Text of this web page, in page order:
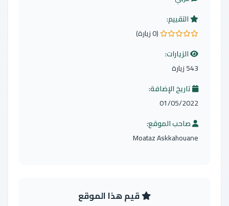
التقييم:
0.0 من 5 نجوم
(0 زيارة)
الزيارات:
543 زيارة
تاريخ الإضافة:
01/05/2022
صاحب الموقع:
Moataz Askkahouane
قيم هذا الموقع